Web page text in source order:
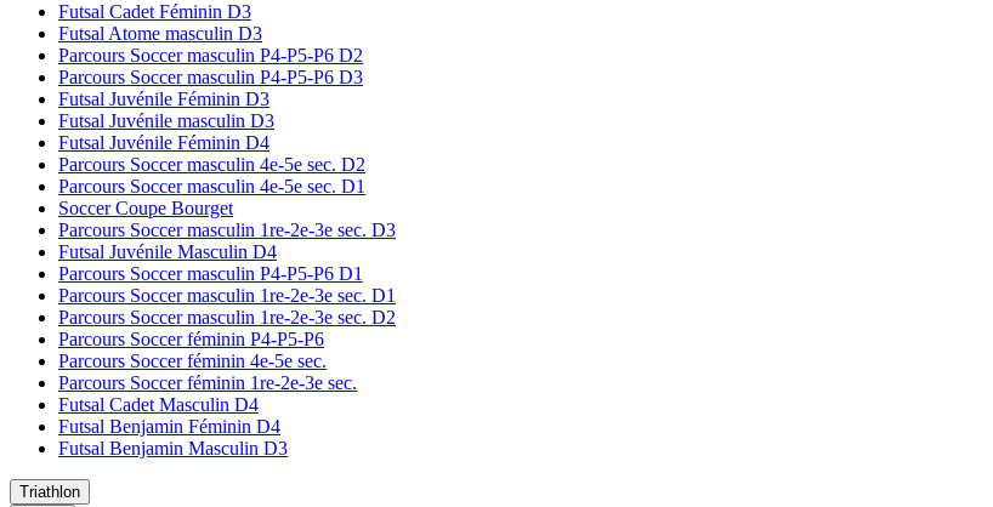
Futsal Cadet Féminin D3
Futsal Atome masculin D3
Parcours Soccer masculin P4-P5-P6 D2
Parcours Soccer masculin P4-P5-P6 D3
Futsal Juvénile Féminin D3
Futsal Juvénile masculin D3
Futsal Juvénile Féminin D4
Parcours Soccer masculin 4e-5e sec. D2
Parcours Soccer masculin 4e-5e sec. D1
Soccer Coupe Bourget
Parcours Soccer masculin 1re-2e-3e sec. D3
Futsal Juvénile Masculin D4
Parcours Soccer masculin P4-P5-P6 D1
Parcours Soccer masculin 1re-2e-3e sec. D1
Parcours Soccer masculin 1re-2e-3e sec. D2
Parcours Soccer féminin P4-P5-P6
Parcours Soccer féminin 4e-5e sec.
Parcours Soccer féminin 1re-2e-3e sec.
Futsal Cadet Masculin D4
Futsal Benjamin Féminin D4
Futsal Benjamin Masculin D3
Triathlon